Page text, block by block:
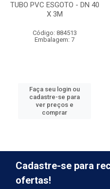
TUBO PVC ESGOTO - DN 40
X 3M
Código: 884513
Embalagem: 7
Faça seu login ou
cadastre-se para
ver preços e
comprar
Cadastre-se para
ofertas!